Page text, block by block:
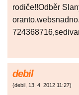
rodiče!!Odběr
debil
(debil , 13. 4. 2012 11:27)